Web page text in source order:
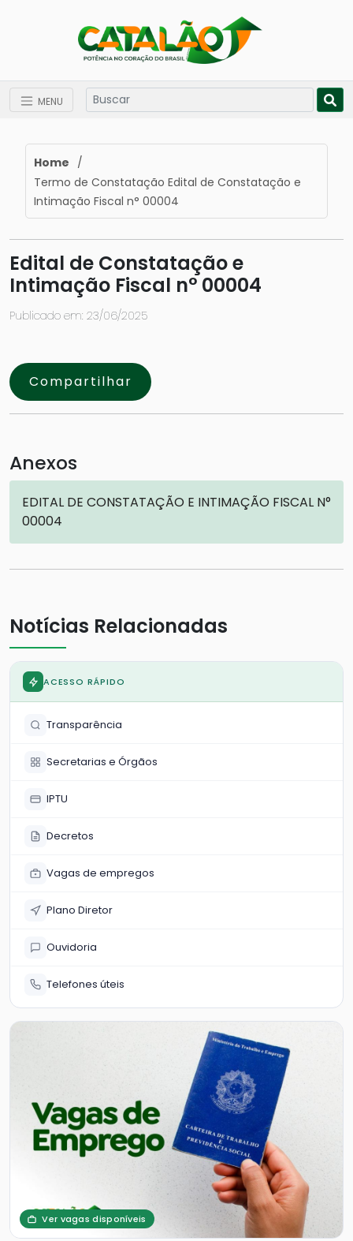
MENU
Home /
Termo de Constatação Edital de Constatação e
Intimação Fiscal n° 00004
Edital de Constatação e
Intimação Fiscal n° 00004
Publicado em: 23/06/2025
Compartilhar
Anexos
EDITAL DE CONSTATAÇÃO E INTIMAÇÃO FISCAL N°
00004
Notícias Relacionadas
ACESSO RÁPIDO
Transparência
Secretarias e Órgãos
IPTU
Decretos
Vagas de empregos
Plano Diretor
Ouvidoria
Telefones úteis
Ver vagas disponíveis